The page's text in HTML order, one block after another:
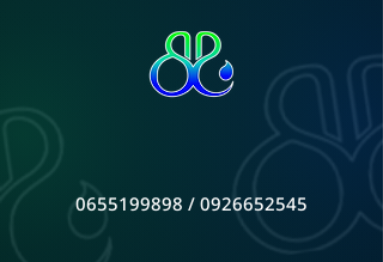
0655199898 / 0926652545